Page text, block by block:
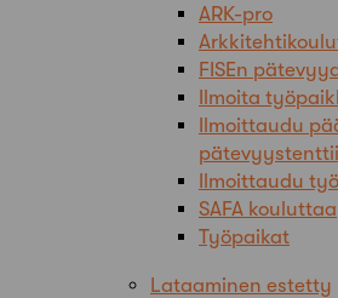
ARK-pro
FISEn
Ilmoita
Ilmoittaudu
Ilmoittaudu
SAFA kouluttaa
Työpaikat
Lataaminen estetty